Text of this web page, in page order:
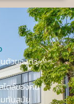
ตัวของตัว
ไตล์ของคน
ทันสมัย